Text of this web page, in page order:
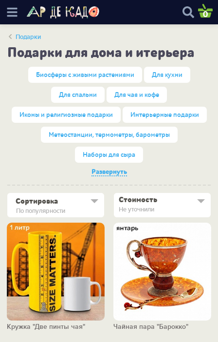
0
Подарки
Подарки для дома и итерьера
Биосферы с живыми растениями Для кухни
Для спальни Для чая и кофе
Иконы и религиозные подарки Интерьерные подарки
Метеостанции, термометры, барометры
Наборы для сыра
Развернуть
По популярности
Сортировка Стоимость
Не уточнили
Кружка "Две пинты чая" Чайная пара "Барокко"